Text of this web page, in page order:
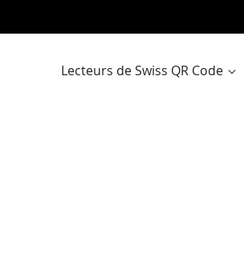
Lecteurs de Swiss QR Code